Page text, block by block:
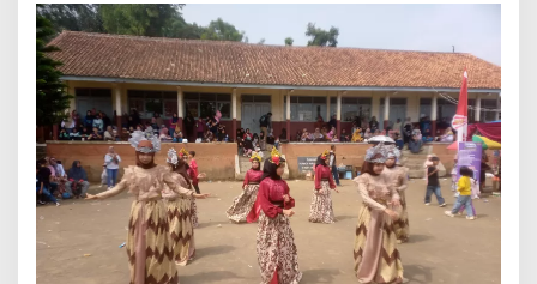
a
n
,
S
e
n
i
,
d
a
n
U
M